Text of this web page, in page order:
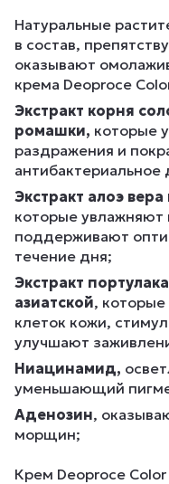
Натуральные
в состав,
оказывают
крема Deoproce
Экстракт корня
ромашки, которые
раздражения и
антибактериальное
Экстракт алоэ
которые увлажняют
поддерживают
течение дня;
Экстракт
азиатской,
клеток кожи,
улучшают
Ниацинамид,
уменьшающий
Аденозин,
морщин;
Крем Deoproce Color